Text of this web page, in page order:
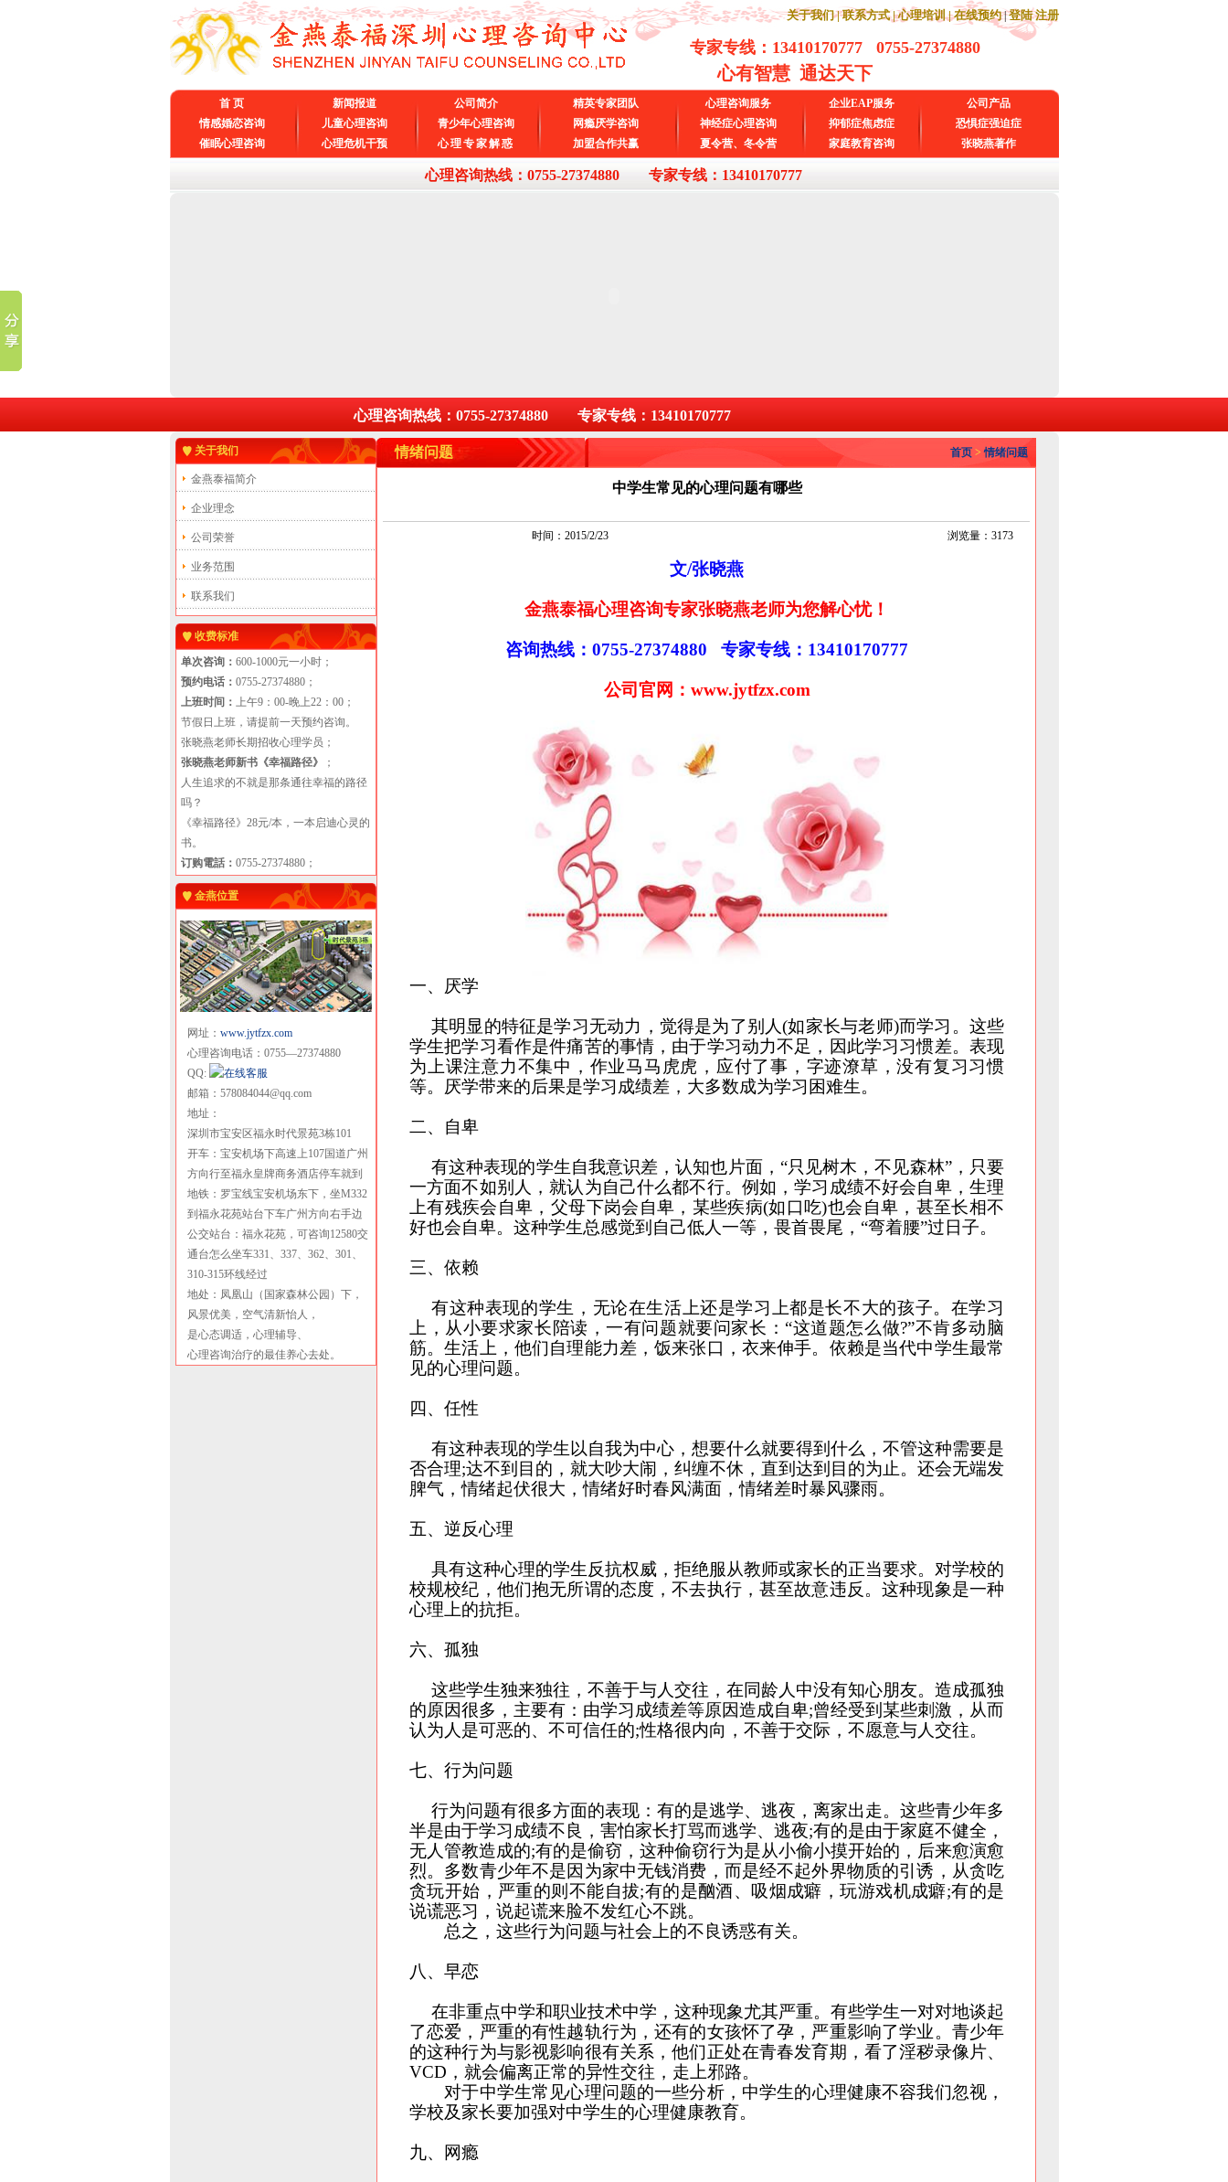
关于我们 | 联系方式 | 心理培训 | 在线预约|登陆 注册
专家专线： 13410170777 0755-27374880
心有智慧 通达天下
首 页 新闻报道 公司简介 精英专家团队 心理咨询服务 企业EAP服务
公司产品
情感婚恋咨询
儿童心理咨询 青少年心理咨询 网瘾厌学咨询 神经症心理咨询 抑郁症焦虑症
恐惧症强迫症
催眠心理咨询
心理危机干预 心理专家解惑 加盟合作共赢 夏令营、冬令营 家庭教育咨询 张晓燕著作
心理咨询热线：0755-27374880 专家专线：13410170777
心理咨询热线：0755-27374880 专家专线：13410170777
关于我们
金燕泰福简介
企业理念
公司荣誉
业务范围
联系我们
收费标准
单次咨询： 600-1000元一小时；
预约电话： 0755-27374880；
上班时间： 上午9：00-晚上22：00；
节假日上班，请提前一天预约咨询。
张晓燕老师长期招收心理学员；
张晓燕老师新书《幸福路径》
；
人生追求的不就是那条通往幸福的路径
吗？
《幸福路径》28元/本，一本启迪心灵的
书。
订购電話： 0755-27374880；
金燕位置
网址： www.jytfzx.com
心理咨询电话：0755—27374880
QQ:
邮箱：578084044@qq.com
地址：
深圳市宝安区福永时代景苑3栋101
开车：宝安机场下高速上107国道广州
方向行至福永皇牌商务酒店停车就到
地铁：罗宝线宝安机场东下，坐M332
到福永花苑站台下车广州方向右手边
公交站台：福永花苑，可咨询12580交
通台怎么坐车331、337、362、301、
310-315环线经过
地处：凤凰山（国家森林公园）下，
风景优美，空气清新怡人，
是心态调适，心理辅导、
心理咨询治疗的最佳养心去处。
情绪问题 首页 > 情绪问题
中学生常见的心理问题有哪些
时间：2015/2/23 浏览量：3173
文/张晓燕
金燕泰福心理咨询专家张晓燕老师为您解心忧！
咨询热线：0755-27374880 专家专线：13410170777
公司官网： www.jytfzx.com
一、厌学
其明显的特征是学习无动力，觉得是为了别人(如家长与老师)而学习。这些
学生把学习看作是件痛苦的事情，由于学习动力不足，因此学习习惯差。表现
为上课注意力不集中，作业马马虎虎，应付了事，字迹潦草，没有复习习惯
等。厌学带来的后果是学习成绩差，大多数成为学习困难生。
二、自卑
有这种表现的学生自我意识差，认知也片面，“只见树木，不见森林”，只要
一方面不如别人，就认为自己什么都不行。例如，学习成绩不好会自卑，生理
上有残疾会自卑，父母下岗会自卑，某些疾病(如口吃)也会自卑，甚至长相不
好也会自卑。这种学生总感觉到自己低人一等，畏首畏尾，“弯着腰”过日子。
三、依赖
有这种表现的学生，无论在生活上还是学习上都是长不大的孩子。在学习
上，从小要求家长陪读，一有问题就要问家长：“这道题怎么做?”不肯多动脑
筋。生活上，他们自理能力差，饭来张口，衣来伸手。依赖是当代中学生最常
见的心理问题。
四、任性
有这种表现的学生以自我为中心，想要什么就要得到什么，不管这种需要是
否合理;达不到目的，就大吵大闹，纠缠不休，直到达到目的为止。还会无端发
脾气，情绪起伏很大，情绪好时春风满面，情绪差时暴风骤雨。
五、逆反心理
具有这种心理的学生反抗权威，拒绝服从教师或家长的正当要求。对学校的
校规校纪，他们抱无所谓的态度，不去执行，甚至故意违反。这种现象是一种
心理上的抗拒。
六、孤独
这些学生独来独往，不善于与人交往，在同龄人中没有知心朋友。造成孤独
的原因很多，主要有：由学习成绩差等原因造成自卑;曾经受到某些刺激，从而
认为人是可恶的、不可信任的;性格很内向，不善于交际，不愿意与人交往。
七、行为问题
行为问题有很多方面的表现：有的是逃学、逃夜，离家出走。这些青少年多
半是由于学习成绩不良，害怕家长打骂而逃学、逃夜;有的是由于家庭不健全，
无人管教造成的;有的是偷窃，这种偷窃行为是从小偷小摸开始的，后来愈演愈
烈。多数青少年不是因为家中无钱消费，而是经不起外界物质的引诱，从贪吃
贪玩开始，严重的则不能自拔;有的是酗酒、吸烟成癖，玩游戏机成癖;有的是
说谎恶习，说起谎来脸不发红心不跳。
总之，这些行为问题与社会上的不良诱惑有关。
八、早恋
在非重点中学和职业技术中学，这种现象尤其严重。有些学生一对对地谈起
了恋爱，严重的有性越轨行为，还有的女孩怀了孕，严重影响了学业。青少年
的这种行为与影视影响很有关系，他们正处在青春发育期，看了淫秽录像片、
VCD，就会偏离正常的异性交往，走上邪路。
对于中学生常见心理问题的一些分析，中学生的心理健康不容我们忽视，
学校及家长要加强对中学生的心理健康教育。
九、网瘾